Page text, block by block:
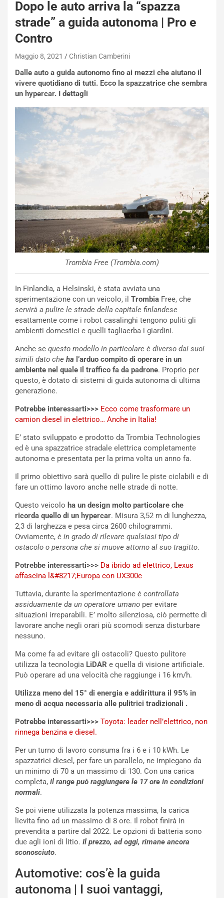
Dopo le auto arriva la “spazza
strade” a guida autonoma | Pro e
Contro
Maggio 8, 2021 Christian Camberini
Dalle auto a guida autonomo fino ai mezzi che aiutano il
vivere quotidiano di tutti. Ecco la spazzatrice che sembra
un hypercar. I dettagli
Trombia Free (Trombia.com)
In Finlandia, a Helsinski, è stata avviata una
sperimentazione con un veicolo, il Trombia Free, che
servirà a pulire le strade della capitale finlandese
esattamente come i robot casalinghi tengono puliti gli
ambienti domestici e quelli tagliaerba i giardini.
Anche se questo modello in particolare è diverso dai suoi
simili dato che ha l’arduo compito di operare in un
ambiente nel quale il traffico fa da padrone. Proprio per
questo, è dotato di sistemi di guida autonoma di ultima
generazione.
Potrebbe interessarti>>> Ecco come trasformare un
camion diesel in elettrico… Anche in Italia!
E’ stato sviluppato e prodotto da Trombia Technologies
ed è una spazzatrice stradale elettrica completamente
autonoma e presentata per la prima volta un anno fa.
Il primo obiettivo sarà quello di pulire le piste ciclabili e di
fare un ottimo lavoro anche nelle strade di notte.
Questo veicolo ha un design molto particolare che
ricorda quello di un hypercar. Misura 3,52 m di lunghezza,
2,3 di larghezza e pesa circa 2600 chilogrammi.
Ovviamente, è in grado di rilevare qualsiasi tipo di
ostacolo o persona che si muove attorno al suo tragitto.
Potrebbe interessarti>>> Da ibrido ad elettrico, Lexus
affascina l&#8217;Europa con UX300e
Tuttavia, durante la sperimentazione è controllata
assiduamente da un operatore umano per evitare
situazioni irreparabili. E’ molto silenziosa, ciò permette di
lavorare anche negli orari più scomodi senza disturbare
nessuno.
Ma come fa ad evitare gli ostacoli? Questo pulitore
utilizza la tecnologia LiDAR e quella di visione artificiale.
Può operare ad una velocità che raggiunge i 16 km/h.
Utilizza meno del 15° di energia e addirittura il 95% in
meno di acqua necessaria alle pulitrici tradizionali .
Potrebbe interessarti>>> Toyota: leader nell’elettrico, non
rinnega benzina e diesel.
Per un turno di lavoro consuma fra i 6 e i 10 kWh. Le
spazzatrici diesel, per fare un parallelo, ne impiegano da
un minimo di 70 a un massimo di 130. Con una carica
completa, il range può raggiungere le 17 ore in condizioni
normali.
Se poi viene utilizzata la potenza massima, la carica
lievita fino ad un massimo di 8 ore. Il robot finirà in
prevendita a partire dal 2022. Le opzioni di batteria sono
due agli ioni di litio. Il prezzo, ad oggi, rimane ancora
sconosciuto.
Automotive: cos’è la guida
autonoma | I suoi vantaggi,
NOTIZIE
N
s
s
n
a